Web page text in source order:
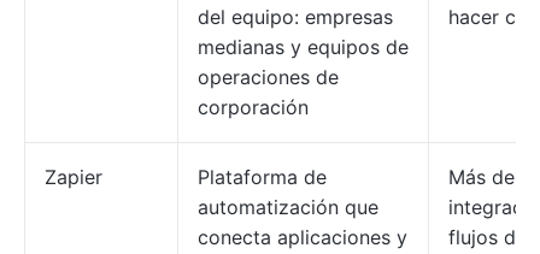
del equipo: empresas
medianas y equipos de
operaciones de
corporación
hacer clic.
Zapier
Plataforma de
automatización que
conecta aplicaciones y
Más de
flujos de